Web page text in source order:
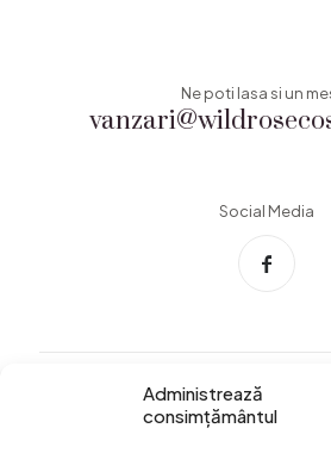
Administrează
consimțământul
Ne poti lasa si un
Social Media